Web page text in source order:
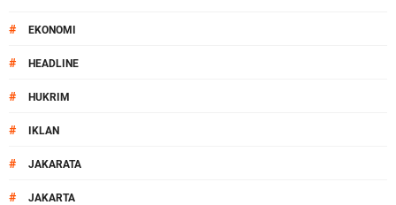
# EKONOMI
# HEADLINE
# HUKRIM
# IKLAN
# JAKARATA
# JAKARTA